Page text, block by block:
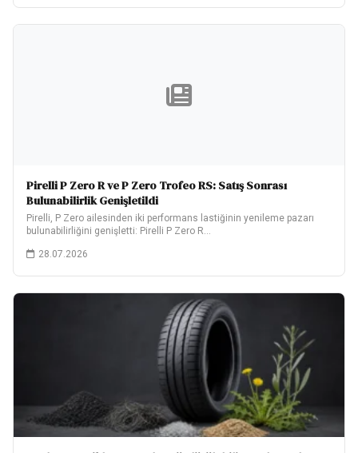
Pirelli P Zero R ve P Zero Trofeo RS: Satış Sonrası
Bulunabilirlik Genişletildi
Pirelli, P Zero ailesinden iki performans lastiğinin yenileme pazarı
bulunabilirliğini genişletti: Pirelli P Zero R…
28.07.2026